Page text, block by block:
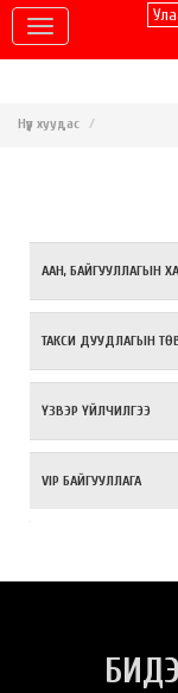
Нүүр хуудас
ААН, БАЙГУУЛЛАГЫН
ТАКСИ ДУУДЛАГЫН
ҮЗВЭР ҮЙЛЧИЛГЭЭ
VIP БАЙГУУЛЛАГА